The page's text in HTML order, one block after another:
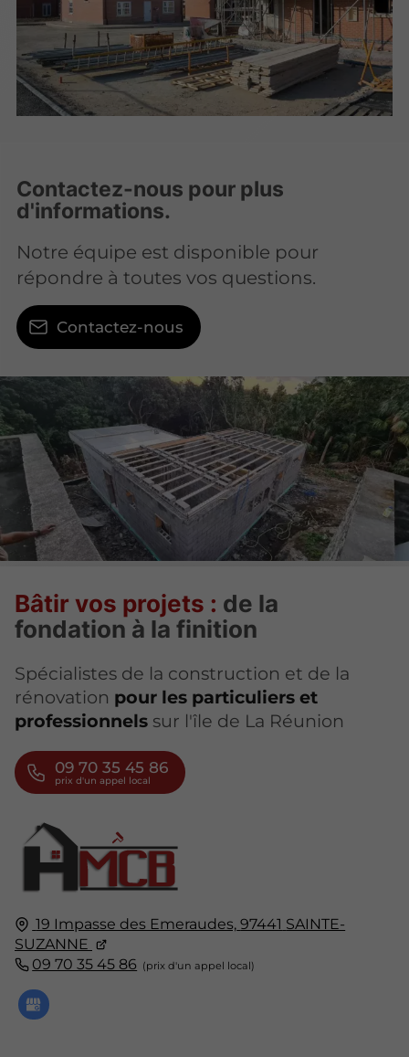
Contactez-nous pour plus
d'informations.
Notre équipe est disponible pour
répondre à toutes vos questions.
Contactez-nous
19 Impasse des Emeraudes, 97441 SAINTE-
SUZANNE
09 70 35 45 86
Bâtir vos projets : de la
fondation à la finition
Spécialistes de la construction et de la
rénovation pour les particuliers et
professionnels sur l'île de La Réunion
09 70 35 45 86